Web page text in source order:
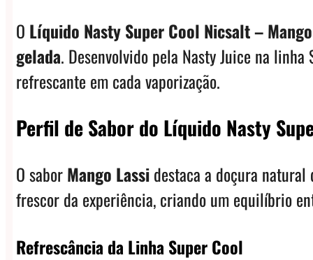
O Líquido Nasty Super Cool Nicsalt –
gelada. Desenvolvido pela Nasty Juice na
refrescante em cada vaporização.
Perfil de Sabor do Líquido Nasty
O saborMango Lassidestaca a doçura
frescor da experiência, criando um equilíbrio
Refrescância da Linha Super Cool